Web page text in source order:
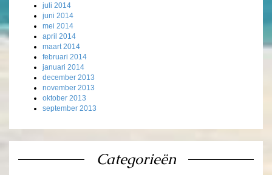
juli 2014
juni 2014
mei 2014
april 2014
maart 2014
februari 2014
januari 2014
december 2013
november 2013
oktober 2013
september 2013
Categorieën